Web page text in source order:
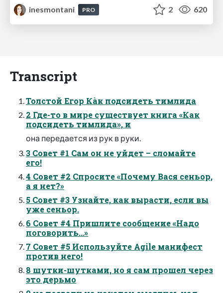
inesmontani
PRO 2 620
Transcript
Толстой Егор Кàк подсидеть тимлида
2 Где-то в мире существует книга «Как
подсидеть тимлида», и
она передается из рук в руки.
3 Совет #1 Сам он не уйдет – сломайте
его!
4 Совет #2 Спросите «Почему Вася сеньор,
а я нет?»
5 Совет #3 Узнайте, как вырасти, если вы
уже сеньор.
6 Совет #4 Пришлите сообщение «Надо
поговорить…»
7 Совет #5 Используйте Agile манифест
против него!
8 шутки-шутками, но я сам прошел через
это дерьмо